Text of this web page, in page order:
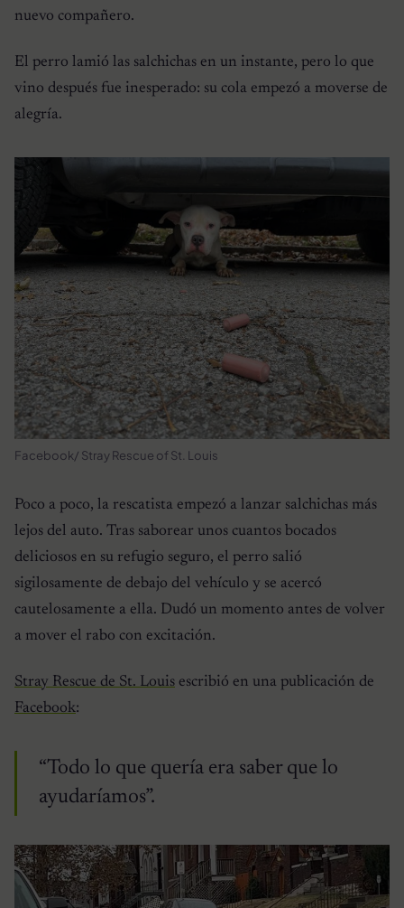
nuevo compañero.
El perro lamió las salchichas en un instante, pero lo que
vino después fue inesperado: su cola empezó a moverse de
alegría.
Facebook/ Stray Rescue of St. Louis
Poco a poco, la rescatista empezó a lanzar salchichas más
lejos del auto. Tras saborear unos cuantos bocados
deliciosos en su refugio seguro, el perro salió
sigilosamente de debajo del vehículo y se acercó
cautelosamente a ella. Dudó un momento antes de volver
a mover el rabo con excitación.
Stray Rescue de St. Louis escribió en una publicación de
Facebook:
“Todo lo que quería era saber que lo
ayudaríamos”.